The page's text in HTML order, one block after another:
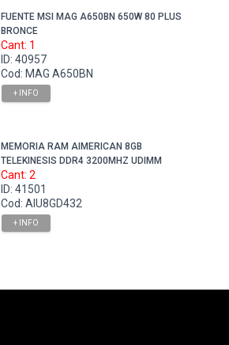
FUENTE MSI MAG A650BN 650W 80 PLUS
BRONCE
Cant: 1
ID: 40957
Cod: MAG A650BN
+ INFO
MEMORIA RAM AIMERICAN 8GB
TELEKINESIS DDR4 3200MHZ UDIMM
Cant: 2
ID: 41501
Cod: AIU8GD432
+ INFO